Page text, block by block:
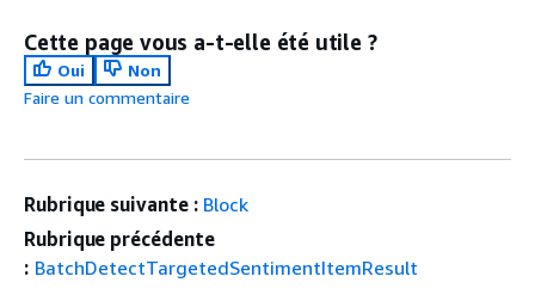
Cette page vous a-t-elle été utile ?
Oui
Non
Faire un commentaire
Rubrique suivante : Block
Rubrique précédente
: BatchDetectTargetedSentimentItemResult